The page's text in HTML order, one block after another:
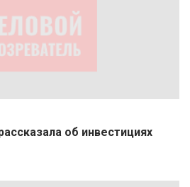
об инвестициях